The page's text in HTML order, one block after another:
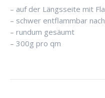
– auf der Längsseite mit
– schwer entflammbar
– rundum gesäumt
– 300g pro qm